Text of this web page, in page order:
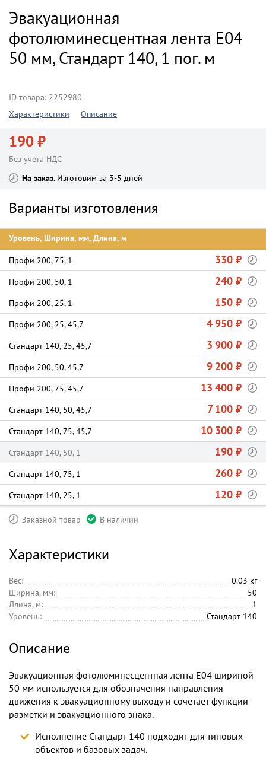
Эвакуационная
фотолюминесцентная лента E04
50 мм, Стандарт 140, 1 пог. м
ID товара: 2252980
Характеристики
Описание
190 ₽
Без учета НДС
На заказ Изготовим за 3-5 дней
Варианты изготовления
Уровень, Ширина, мм, Длина, м
Профи 200, 75, 1 330 ₽
Профи 200, 50, 1 240 ₽
Профи 200, 25, 1 150 ₽
Профи 200, 25, 45,7 4 950 ₽
Стандарт 140, 25, 45,7 3 900 ₽
Профи 200, 50, 45,7 9 200 ₽
Профи 200, 75, 45,7 13 400 ₽
Стандарт 140, 50, 45,7 7 100 ₽
Стандарт 140, 75, 45,7 10 300 ₽
Стандарт 140, 50, 1 190 ₽
Стандарт 140, 75, 1 260 ₽
Стандарт 140, 25, 1 120 ₽
Заказной товар В наличии
Характеристики
Вес:
0.03 кг
Ширина, мм:
50
Длина, м:
1
Уровень:
Стандарт 140
Описание
Эвакуационная фотолюминесцентная лента E04 шириной
50 мм используется для обозначения направления
движения к эвакуационному выходу и сочетает функции
разметки и эвакуационного знака.
Исполнение Стандарт 140 подходит для типовых
объектов и базовых задач.